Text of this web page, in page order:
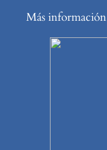
Más información